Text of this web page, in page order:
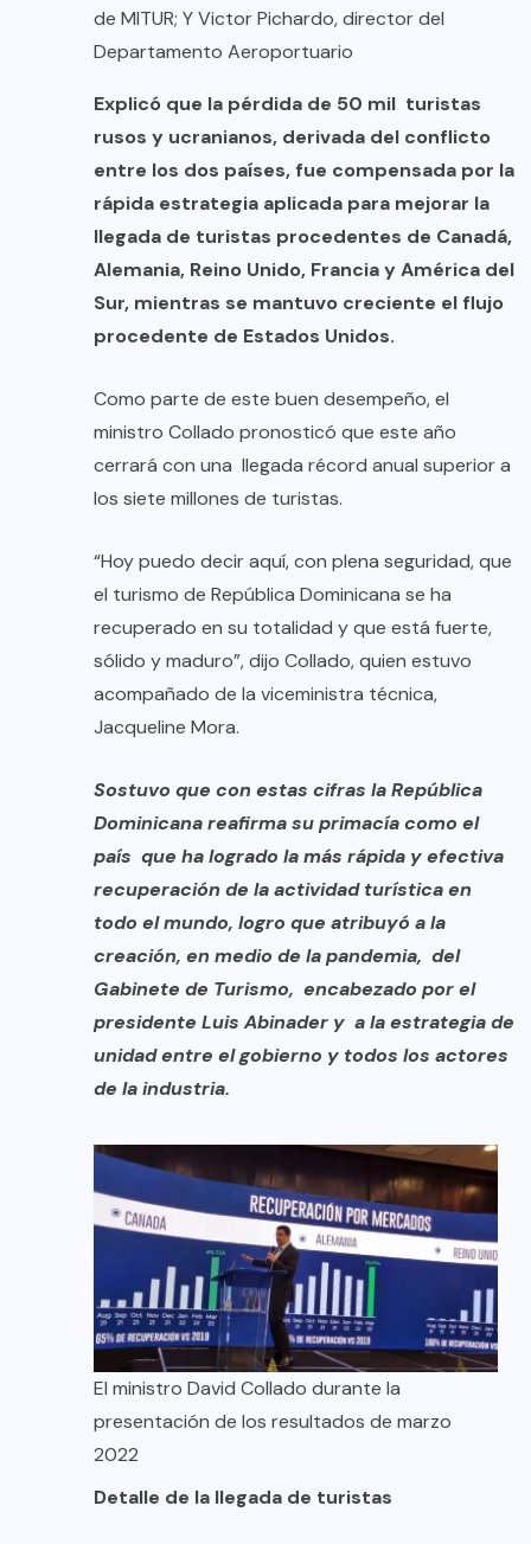
de MITUR; Y Victor Pichardo, director del
Departamento Aeroportuario
Explicó que la pérdida de 50 mil turistas
rusos y ucranianos, derivada del conflicto
entre los dos países, fue compensada por la
rápida estrategia aplicada para mejorar la
llegada de turistas procedentes de Canadá,
Alemania, Reino Unido, Francia y América del
Sur, mientras se mantuvo creciente el flujo
procedente de Estados Unidos.
Como parte de este buen desempeño, el
ministro Collado pronosticó que este año
cerrará con una llegada récord anual superior a
los siete millones de turistas.
“Hoy puedo decir aquí, con plena seguridad, que
el turismo de República Dominicana se ha
recuperado en su totalidad y que está fuerte,
sólido y maduro”, dijo Collado, quien estuvo
acompañado de la viceministra técnica,
Jacqueline Mora.
Sostuvo que con estas cifras la República
Dominicana reafirma su primacía como el
país que ha logrado la más rápida y efectiva
recuperación de la actividad turística en
todo el mundo, logro que atribuyó a la
creación, en medio de la pandemia, del
Gabinete de Turismo, encabezado por el
presidente Luis Abinader y a la estrategia de
unidad entre el gobierno y todos los actores
de la industria.
El ministro David Collado durante la
presentación de los resultados de marzo
2022
Detalle de la llegada de turistas